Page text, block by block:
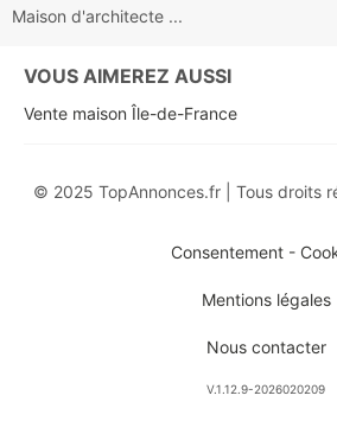
Maison d'architecte ...
VOUS AIMEREZ AUSSI
Vente maison Île-de-France
© 2025 TopAnnonces.fr | Tous droits
Consentement -
Mentions légales
Nous contacter
V.1.12.9-2026020209